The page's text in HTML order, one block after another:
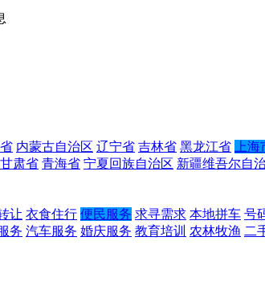
内蒙古自治区 辽宁省 吉林省 黑龙江省 上海
甘肃省 青海省 宁夏回族自治区 新疆维吾尔自
让 衣食住行 便民服务 求寻需求 本地拼车 号
务 汽车服务 婚庆服务 教育培训 农林牧渔 二